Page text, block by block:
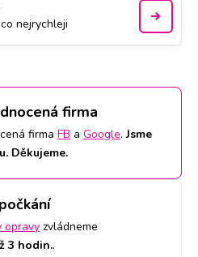
co nejrychleji
firma
firma FB a Google.Jsme
Děkujeme.
opravy zvládneme
3 hodin..